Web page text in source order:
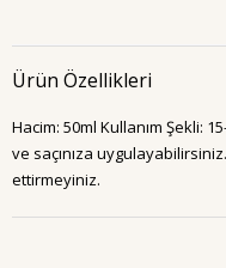
Ürün Özellikleri
Hacim: 50ml Kullanım Şekli:
ve saçınıza
ettirmeyiniz.